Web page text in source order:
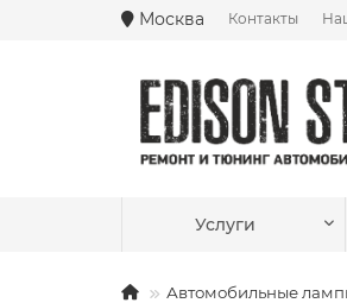
Москва Контакты
Услуги
Автомобильные